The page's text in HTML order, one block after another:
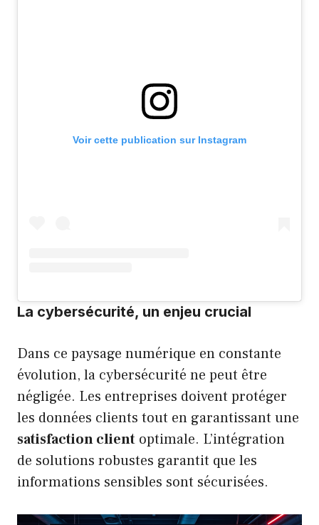
Voir cette publication sur Instagram
La cybersécurité, un enjeu crucial
Dans ce paysage numérique en constante
évolution, la cybersécurité ne peut être
négligée. Les entreprises doivent protéger
les données clients tout en garantissant une
satisfaction client optimale. L’intégration
de solutions robustes garantit que les
informations sensibles sont sécurisées.